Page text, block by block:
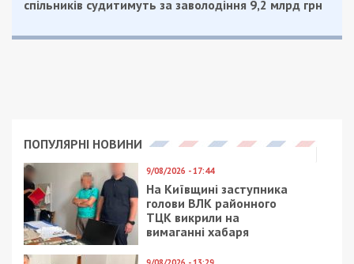
Facebook
Telegram
TwitterWhatsApp
ViberEmail
Категории:Суспільство,Топ| Метки:
Приєднуйтесь також до 49000 в Google News. Слідкуйте
за останніми новинами!
Приєднатися